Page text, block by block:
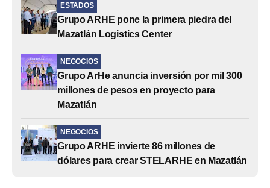
ESTADOS
Grupo ARHE pone la primera piedra del
Mazatlán Logistics Center
NEGOCIOS
Grupo ArHe anuncia inversión por mil 300
millones de pesos en proyecto para
Mazatlán
NEGOCIOS
Grupo ARHE invierte 86 millones de
dólares para crear STELARHE en Mazatlán